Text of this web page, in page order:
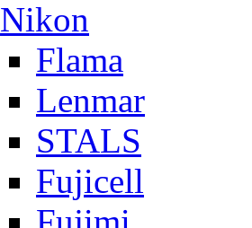
Nikon
Flama
Lenmar
STALS
Fujicell